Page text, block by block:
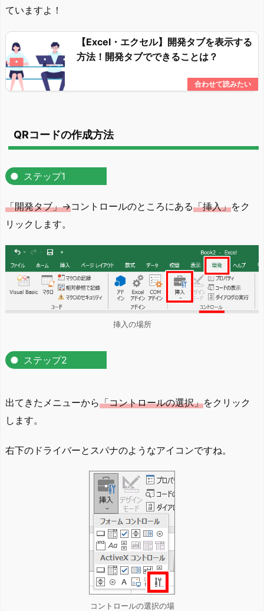
ていますよ！
【Excel・エクセル】開発タブを表示する
方法！開発タブでできることは？
QRコードの作成方法
ステップ1
「開発タブ」→コントロールのところにある「挿入」をク
リックします。
挿入の場所
ステップ2
出てきたメニューから「コントロールの選択」をクリック
します。
右下のドライバーとスパナのようなアイコンですね。
コントロールの選択の場